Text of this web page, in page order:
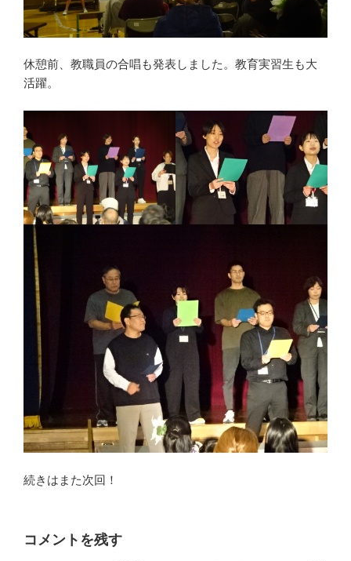
休憩前、教職員の合唱も発表しました。教育実習生も大
活躍。
続きはまた次回！
コメントを残す